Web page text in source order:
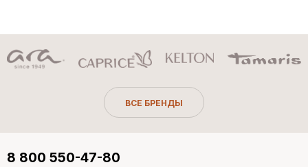
ВСЕ БРЕНДЫ
8 800 550-47-80